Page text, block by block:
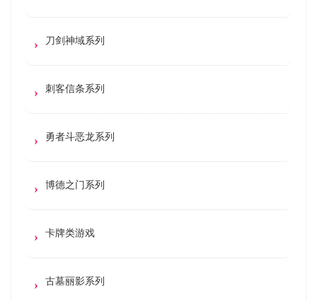
刀剑神域系列
刺客信条系列
勇者斗恶龙系列
博德之门系列
卡牌类游戏
古墓丽影系列